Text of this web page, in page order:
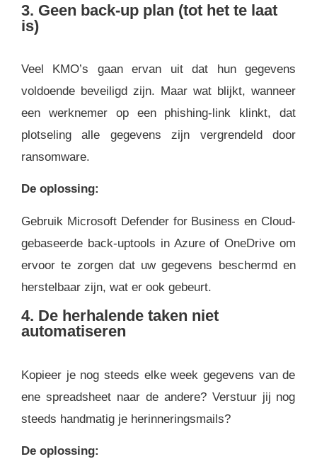
3. Geen back-up plan (tot het te laat
is)
Veel KMO’s gaan ervan uit dat hun gegevens
voldoende beveiligd zijn. Maar wat blijkt, wanneer
een werknemer op een phishing-link klinkt, dat
plotseling alle gegevens zijn vergrendeld door
ransomware.
De oplossing:
Gebruik Microsoft Defender for Business en Cloud-
gebaseerde back-uptools in Azure of OneDrive om
ervoor te zorgen dat uw gegevens beschermd en
herstelbaar zijn, wat er ook gebeurt.
4. De herhalende taken niet
automatiseren
Kopieer je nog steeds elke week gegevens van de
ene spreadsheet naar de andere? Verstuur jij nog
steeds handmatig je herinneringsmails?
De oplossing: